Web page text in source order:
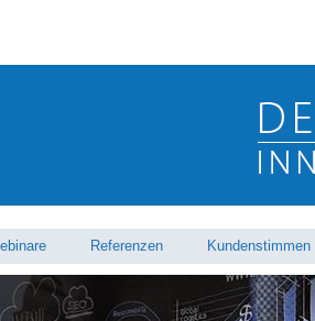
Referenzen Kundenstimmen